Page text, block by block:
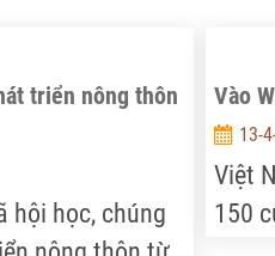
triển nông thôn
hội học, chúng
Vào
13-
Việt
150